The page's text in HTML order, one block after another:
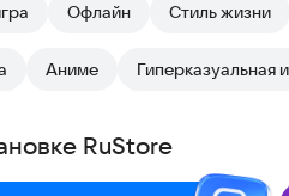
Офлайн Стиль жизни
Аниме Гиперказуальная
RuStore